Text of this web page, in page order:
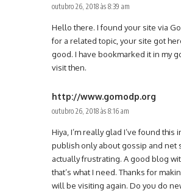
outubro 26, 2018 às 8:39 am
Hello there. I found your site via
for a related topic, your site got
good. I have bookmarked it in my
visit then.
http://www.gomodp.org
outubro 26, 2018 às 8:16 am
Hiya, I’m really glad I’ve found this
publish only about gossip and net
actually frustrating. A good blog
that’s what I need. Thanks for
will be visiting again. Do you do